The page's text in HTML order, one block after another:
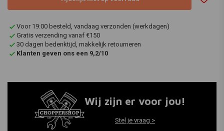
Voor 19:00 besteld, vandaag verzonden (werkdagen)
Gratis verzending vanaf €150
30 dagen bedenktijd, makkelijk retourneren
Klanten geven ons een 9,2/10
Wij zijn er voor jou!
Stel je vraag >